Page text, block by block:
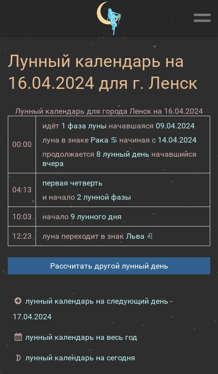
Лунный календарь на
16.04.2024 для г. Ленск
Лунный календарь для города Ленск на 16.04.2024
00:00
идёт 1 фаза луны начавшаяся 09.04.2024
луна в знаке Рака ♋ начиная с 14.04.2024
продолжается 8 лунный день начавшийся
вчера
04:13
первая четверть
и начало 2 лунной фазы
10:03 начало 9 лунного дня
12:23 луна переходит в знак Льва ♌
Рассчитать другой лунный день
лунный календарь на следующий день -
17.04.2024
лунный календарь на весь год
лунный календарь на сегодня